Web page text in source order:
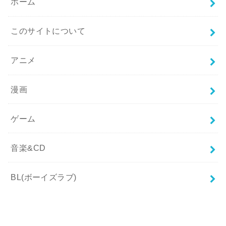
このサイトについて
アニメ
漫画
ゲーム
音楽&CD
BL(ボーイズラブ)